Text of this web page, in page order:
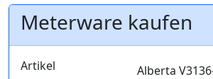
Meterware kaufen
Artikel Alberta